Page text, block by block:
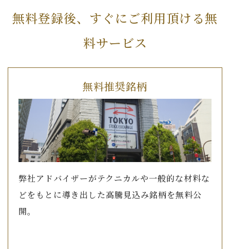
無料登録後、すぐにご利用頂ける無
料サービス
無料推奨銘柄
弊社アドバイザーがテクニカルや一般的な材料な
どをもとに導き出した高騰見込み銘柄を無料公
開。